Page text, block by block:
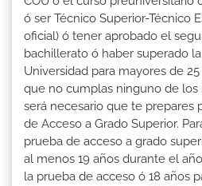
ó ser Técnico Superior-Técnico
oficial) ó tener aprobado el
bachillerato ó haber superado
Universidad para mayores de
que no cumplas ninguno de los
será necesario que te prepares
de Acceso a Grado Superior.
prueba de acceso a grado
al menos 19 años durante el
la prueba de acceso ó 18 años